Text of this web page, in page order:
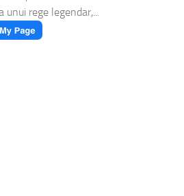
unui rege legendar,...